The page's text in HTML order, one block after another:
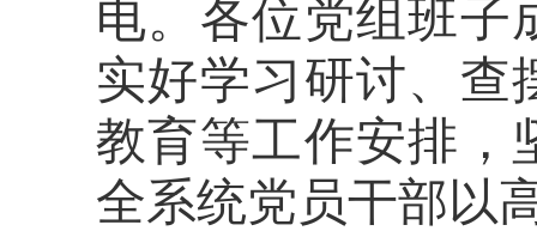
电。各位党组班子
实好学习研讨、查
教育等工作安排，
全系统党员干部以